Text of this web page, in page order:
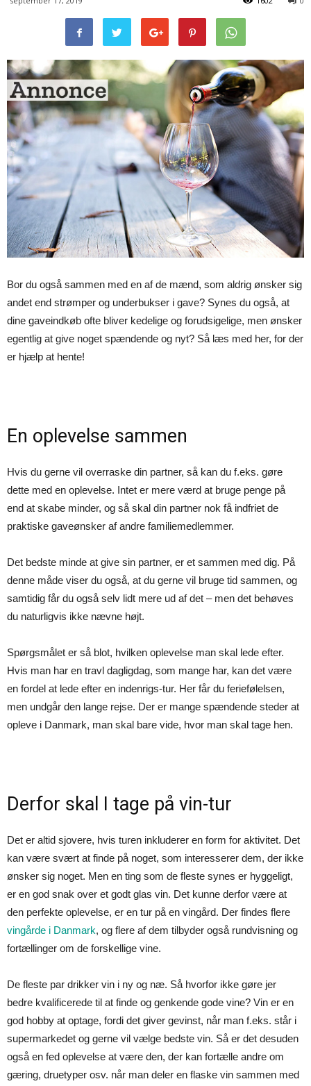
Bor du også sammen med en af de mænd, som aldrig ønsker sig
andet end strømper og underbukser i gave? Synes du også, at
dine gaveindkøb ofte bliver kedelige og forudsigelige, men ønsker
egentlig at give noget spændende og nyt? Så læs med her, for der
er hjælp at hente!
En oplevelse sammen
Hvis du gerne vil overraske din partner, så kan du f.eks. gøre
dette med en oplevelse. Intet er mere værd at bruge penge på
end at skabe minder, og så skal din partner nok få indfriet de
praktiske gaveønsker af andre familiemedlemmer.
Det bedste minde at give sin partner, er et sammen med dig. På
denne måde viser du også, at du gerne vil bruge tid sammen, og
samtidig får du også selv lidt mere ud af det – men det behøves
du naturligvis ikke nævne højt.
Spørgsmålet er så blot, hvilken oplevelse man skal lede efter.
Hvis man har en travl dagligdag, som mange har, kan det være
en fordel at lede efter en indenrigs-tur. Her får du feriefølelsen,
men undgår den lange rejse. Der er mange spændende steder at
opleve i Danmark, man skal bare vide, hvor man skal tage hen.
Derfor skal I tage på vin-tur
Det er altid sjovere, hvis turen inkluderer en form for aktivitet. Det
kan være svært at finde på noget, som interesserer dem, der ikke
ønsker sig noget. Men en ting som de fleste synes er hyggeligt,
er en god snak over et godt glas vin. Det kunne derfor være at
den perfekte oplevelse, er en tur på en vingård. Der findes flere
vingårde i Danmark, og flere af dem tilbyder også rundvisning og
fortællinger om de forskellige vine.
De fleste par drikker vin i ny og næ. Så hvorfor ikke gøre jer
bedre kvalificerede til at finde og genkende gode vine? Vin er en
god hobby at optage, fordi det giver gevinst, når man f.eks. står i
supermarkedet og gerne vil vælge bedste vin. Så er det desuden
også en fed oplevelse at være den, der kan fortælle andre om
gæring, druetyper osv. når man deler en flaske vin sammen med